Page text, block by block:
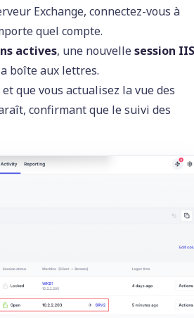
Exchange, connectez-vous à
quel compte.
actives, une nouvellesession IIS
boîte aux lettres.
que vous actualisez la vue des
confirmant que le suivi des